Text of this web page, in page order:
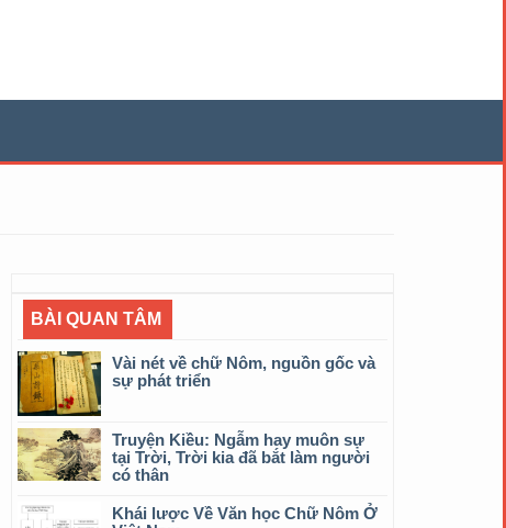
BÀI QUAN TÂM
Vài nét về chữ Nôm, nguồn gốc và
sự phát triển
Truyện Kiều: Ngẫm hay muôn sự
tại Trời, Trời kia đã bắt làm người
có thân
Khái lược Về Văn học Chữ Nôm Ở